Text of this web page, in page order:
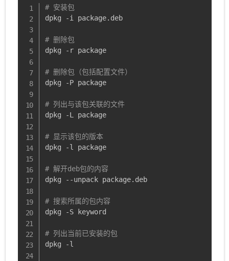
# 安装包
dpkg -i package.deb
# 删除包
dpkg -r package
# 删除包（包括配置文件）
dpkg -P package
# 列出与该包关联的文件
dpkg -L package
# 显示该包的版本
dpkg -l package
# 解开deb包的内容
dpkg --unpack package.deb
# 搜索所属的包内容
dpkg -S keyword
# 列出当前已安装的包
dpkg -l